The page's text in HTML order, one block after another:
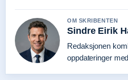
OM SKRIBENTEN
Sindre Eirik
Redaksjonen
oppdateringer